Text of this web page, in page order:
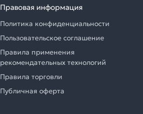
Правовая информация
Политика конфиденциальности
Пользовательское соглашение
Правила применения
рекомендательных технологий
Правила торговли
Публичная оферта